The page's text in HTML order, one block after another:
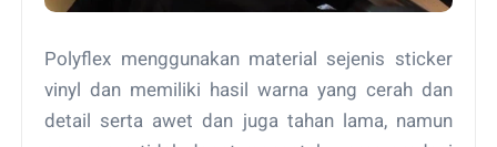
Polyflex menggunakan material sejenis sticker
vinyl dan memiliki hasil warna yang cerah dan
detail serta awet dan juga tahan lama, namun